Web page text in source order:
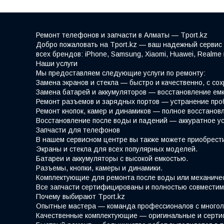
Ремонт телефонов и запчасти в Алматы — Tport.kz
Добро пожаловать на Tport.kz — ваш надежный сервис
всех брендов: iPhone, Samsung, Xiaomi, Huawei,
Наши услуги
Мы предоставляем следующие услуги по ремонту:
Замена экранов и стекла — быстро и качественно, с
Замена батарей и аккумуляторов — восстановление
Ремонт разъемов и зарядных портов — устранение
Ремонт кнопок, камер и динамиков — полное
Восстановление после воды и падений — аккуратное
Запчасти для телефонов
В нашем сервисном центре вы также можете
Экраны и стекла для всех популярных моделей.
Батареи и аккумуляторы с высокой емкостью.
Разъемы, кнопки, камеры и динамики.
Комплектующие для ремонта после воды или
Все запчасти сертифицированы и полностью
Почему выбирают Tport.kz
Опытные мастера — команда профессионалов с
Качественные комплектующие — оригинальные и